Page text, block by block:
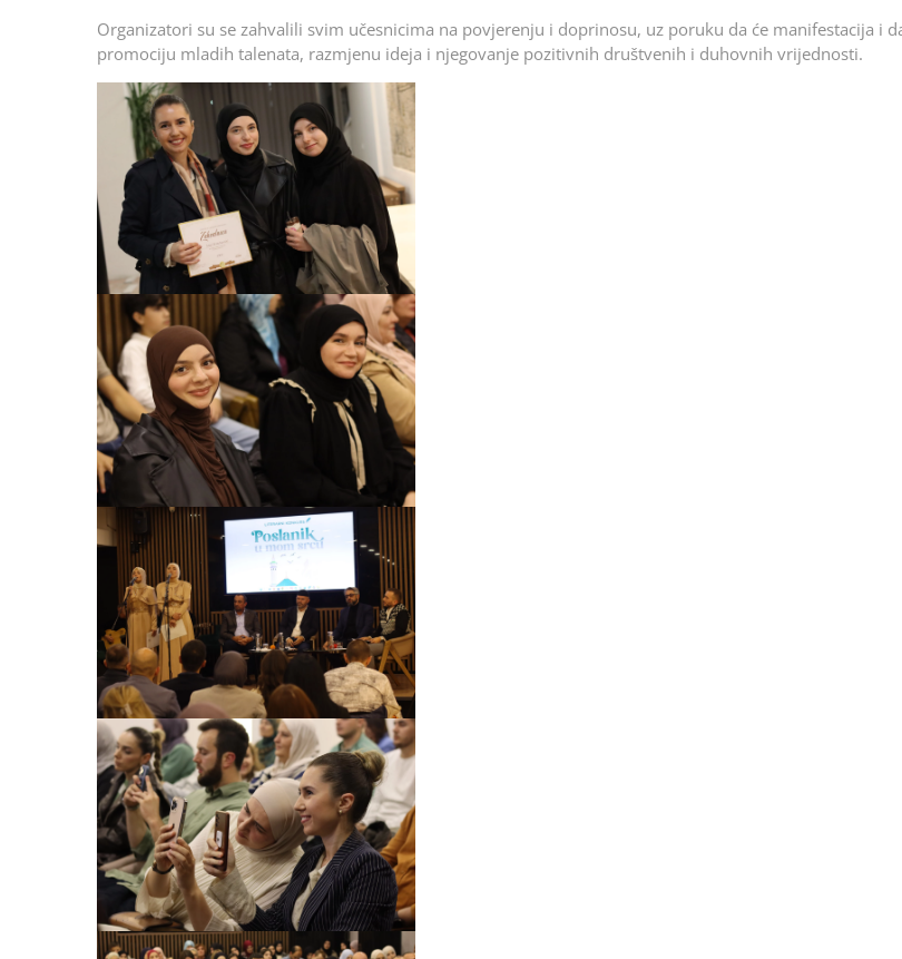
Organizatori su se zahvalili svim učesnicima na povjerenju i doprinosu, uz poruku da će manifestacija i
promociju mladih talenata, razmjenu ideja i njegovanje pozitivnih društvenih i duhovnih vrijednosti.